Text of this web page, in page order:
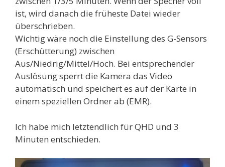
ist, wird danach die früheste Datei wieder
überschrieben.
Wichtig wäre noch die Einstellung des G-Sensors
(Erschütterung) zwischen
Aus/Niedrig/Mittel/Hoch. Bei entsprechender
Auslösung sperrt die Kamera das Video
automatisch und speichert es auf der Karte in
einem speziellen Ordner ab (EMR).
Ich habe mich letztendlich für QHD und 3
Minuten entschieden.